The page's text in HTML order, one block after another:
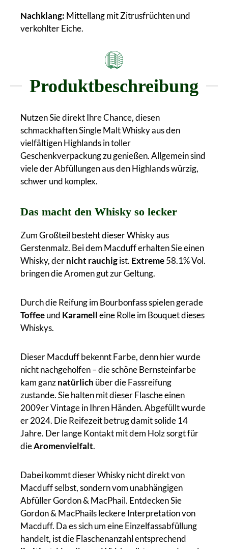
Nachklang: Mittellang mit Zitrusfrüchten und
verkohlter Eiche.
Produktbeschreibung
Nutzen Sie direkt Ihre Chance, diesen
schmackhaften Single Malt Whisky aus den
vielfältigen Highlands in toller
Geschenkverpackung zu genießen. Allgemein sind
viele der Abfüllungen aus den Highlands würzig,
schwer und komplex.
Das macht den Whisky so lecker
Zum Großteil besteht dieser Whisky aus
Gerstenmalz. Bei dem Macduff erhalten Sie einen
Whisky, dernicht rauchigist. Extreme58.1% Vol.
bringen die Aromen gut zur Geltung.
Durch die Reifung im Bourbonfass spielen gerade
Toffeeund Karamelleine Rolle im Bouquet dieses
Whiskys.
Dieser Macduff bekennt Farbe, denn hier wurde
nicht nachgeholfen – die schöne Bernsteinfarbe
kam ganznatürlich über die Fassreifung
zustande. Sie halten mit dieser Flasche einen
2009er Vintage in Ihren Händen. Abgefüllt wurde
er 2024. Die Reifezeit betrug damit solide 14
Jahre. Der lange Kontakt mit dem Holz sorgt für
dieAromenvielfalt.
Dabei kommt dieser Whisky nicht direkt von
Macduff selbst, sondern vom unabhängigen
Abfüller Gordon & MacPhail. Entdecken Sie
Gordon & MacPhails leckere Interpretation von
Macduff. Da es sich um eine Einzelfassabfüllung
handelt, ist die Flaschenanzahl entsprechend